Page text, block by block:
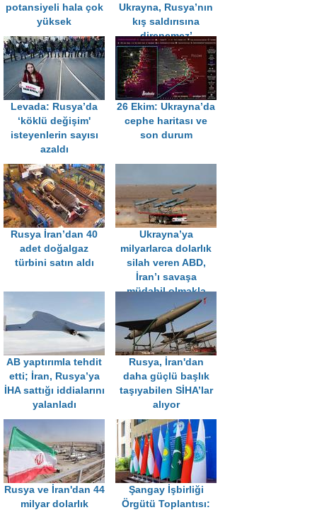
potansiyeli hala çok
yüksek
Ukrayna, Rusya’nın
kış saldırısına
direnemez’
Levada: Rusya’da
‘köklü değişim'
isteyenlerin sayısı
azaldı
26 Ekim: Ukrayna’da
cephe haritası ve
son durum
Rusya İran’dan 40
adet doğalgaz
türbini satın aldı
Ukrayna’ya
milyarlarca dolarlık
silah veren ABD,
İran’ı savaşa
müdahil olmakla
suçladı
AB yaptırımla tehdit
etti; İran, Rusya’ya
İHA sattığı iddialarını
yalanladı
Rusya, İran'dan
daha güçlü başlık
taşıyabilen SİHA’lar
alıyor
Rusya ve İran'dan 44
milyar dolarlık
Şangay İşbirliği
Örgütü Toplantısı: